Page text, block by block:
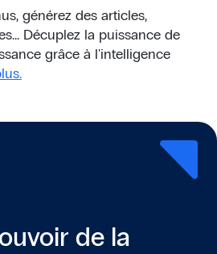
générez des articles,
Décuplez la puissance de
grâce à l'intelligence
de la